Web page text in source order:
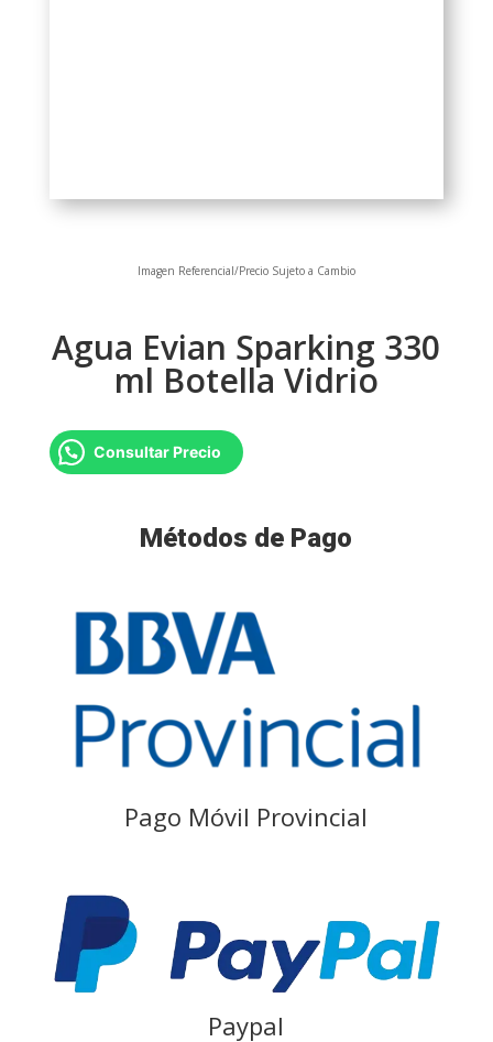
Imagen Referencial/Precio Sujeto a Cambio
Agua Evian Sparking 330
ml Botella Vidrio
Consultar Precio
Métodos de Pago
Pago Móvil Provincial
Paypal